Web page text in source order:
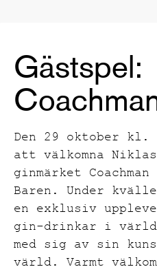
Gästspel:
Den 29 oktober
att välkomna
ginmärket Coachman
Baren. Under
en exklusiv
gin-drinkar i
med sig av sin
värld. Varmt